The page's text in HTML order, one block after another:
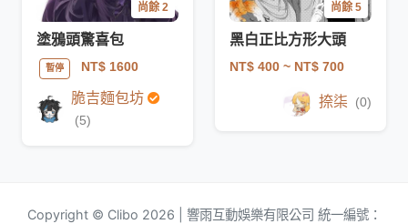
尚餘 2
塗鴉頭驚喜包
暫停 NT$ 1600
脆吉麵包坊
(5)
尚餘 5
黑白正比方形大頭
NT$ 400 ~ NT$ 700
捺柒 (0)
Copyright © Clibo 2026 | 響雨互動娛樂有限公司 統一編號：